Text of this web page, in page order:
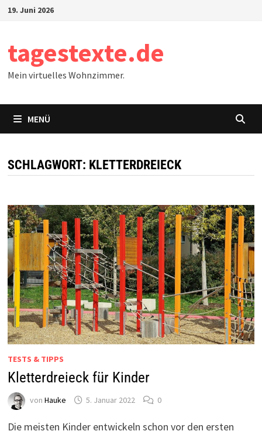
Zum19. Juni 2026
tagestexte.de
Mein virtuelles Wohnzimmer.
MENÜ
SCHLAGWORT: KLETTERDREIECK
TESTS & TIPPS
Kletterdreieck für Kinder
von Hauke 5. Januar 2022 0
Die meisten Kinder entwickeln schon vor den ersten